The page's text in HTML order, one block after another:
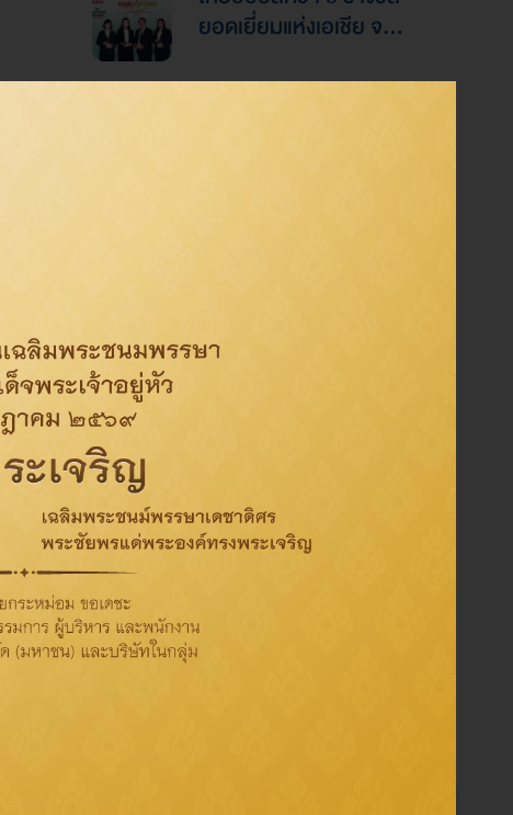
ความเป็นเลิศด้านการ
ระดมทุน
ยอดเยี่ยมแห่งเอเชีย จาก
“Asian Excellence
สังคม
การกำกับดูแลกิจการที่ดี
Tag
Activity CSR Oil
Sustainability
ThaiOil